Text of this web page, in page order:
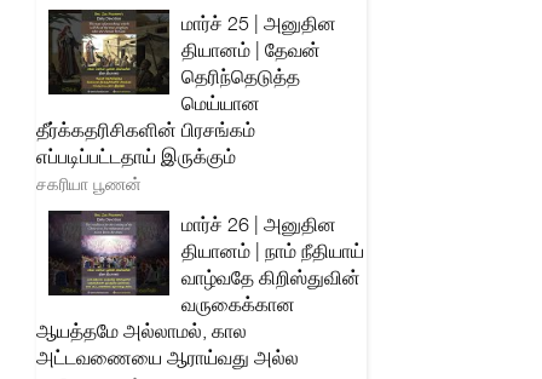
மார்ச் 25 | அனுதின
தியானம் | தேவன்
தெரிந்தெடுத்த
மெய்யான
தீர்க்கதரிசிகளின் பிரசங்கம்
எப்படிப்பட்டதாய் இருக்கும்
சகரியா பூணன்
மார்ச் 26 | அனுதின
தியானம் | நாம் நீதியாய்
வாழ்வதே கிறிஸ்துவின்
வருகைக்கான
ஆயத்தமே அல்லாமல், கால
அட்டவணையை ஆராய்வது அல்ல